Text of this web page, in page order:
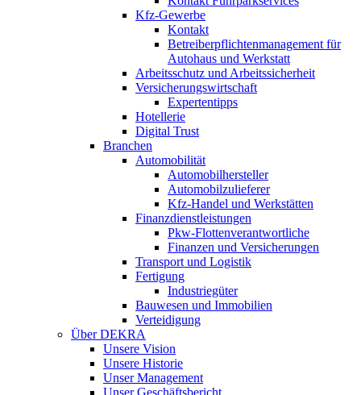
Kfz-Gewerbe
Kontakt
Betreiberpflichtenmanagement für
Autohaus und Werkstatt
Arbeitsschutz und Arbeitssicherheit
Versicherungswirtschaft
Expertentipps
Hotellerie
Digital Trust
Branchen
Automobilität
Automobilhersteller
Automobilzulieferer
Kfz-Handel und Werkstätten
Finanzdienstleistungen
Pkw‑Flottenverantwortliche
Finanzen und Versicherungen
Transport und Logistik
Fertigung
Industriegüter
Bauwesen und Immobilien
Verteidigung
Über DEKRA
Unsere Vision
Unsere Historie
Unser Management
Unser Geschäftsbericht